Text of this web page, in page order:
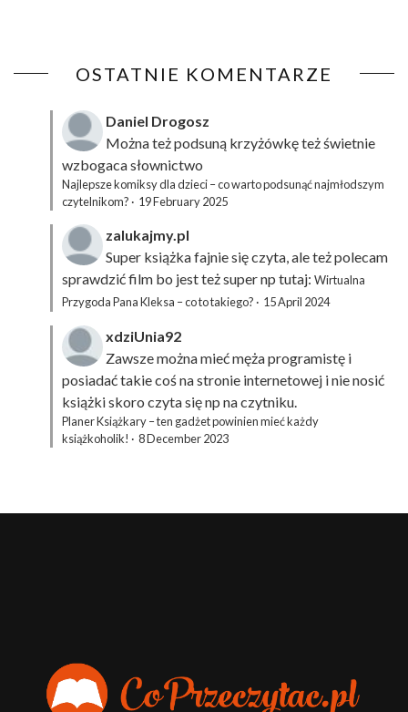
OSTATNIE KOMENTARZE
Daniel Drogosz
Można też podsuną krzyżówkęteż świetnie
wzbogaca słownictwo
Najlepsze komiksy dla dzieci – co warto podsunąć najmłodszym
czytelnikom? · 19 February 2025
zalukajmy.pl
Super książka fajnie się czyta, ale też polecam
sprawdzić film bo jest też super np tutaj: Wirtualna
Przygoda Pana Kleksa – co to takiego? · 15 April 2024
xdziUnia92
Zawsze można mieć męża programistę i
posiadać takie coś na stronie internetowej i nie nosić
książki skoro czyta się np na czytniku.
Planer Książkary – ten gadżet powinien mieć każdy
książkoholik! · 8 December 2023